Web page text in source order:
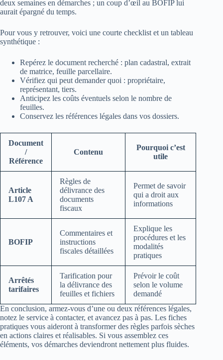
deux semaines en démarches ; un coup d’œil au BOFIP lui
aurait épargné du temps.
Pour vous y retrouver, voici une courte checklist et un tableau
synthétique :
Repérez le document recherché : plan cadastral, extrait
de matrice, feuille parcellaire.
Vérifiez qui peut demander quoi : propriétaire,
représentant, tiers.
Anticipez les coûts éventuels selon le nombre de
feuilles.
Conservez les références légales dans vos dossiers.
Document
/
Référence
Contenu
Pourquoi c’est
utile
Article
L107 A
Règles de
délivrance des
documents
fiscaux
Permet de savoir
qui a droit aux
informations
BOFIP
Commentaires et
instructions
fiscales détaillées
Explique les
procédures et les
modalités
pratiques
Arrêtés
tarifaires
Tarification pour
la délivrance des
feuilles et fichiers
Prévoir le coût
selon le volume
demandé
En conclusion, armez-vous d’une ou deux références légales,
notez le service à contacter, et avancez pas à pas. Les fiches
pratiques vous aideront à transformer des règles parfois sèches
en actions claires et réalisables. Si vous assemblez ces
éléments, vos démarches deviendront nettement plus fluides.